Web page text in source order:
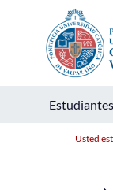
Estudiantes
Usted